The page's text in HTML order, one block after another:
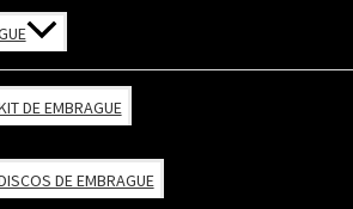
DE EMBRAGUE
DE EMBRAGUE